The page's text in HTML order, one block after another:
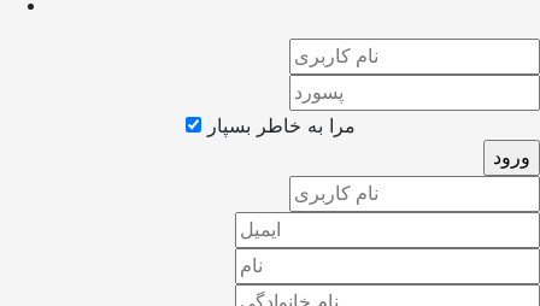
مرا به خاطر بسپار